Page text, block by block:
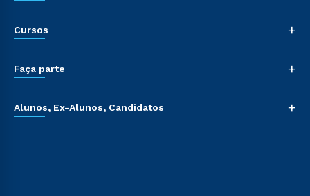
Cursos +
Faça parte +
Alunos, Ex-Alunos, Candidatos +